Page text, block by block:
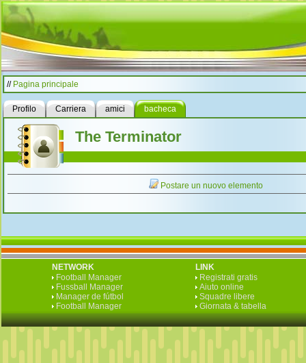
// Pagina principale
Profilo Carriera amici bacheca
The Terminator
Postare un nuovo elemento
NETWORK
Football Manager
Fussball Manager
Manager de fútbol
Football Manager
LINK
Registrati gratis
Aiuto online
Squadre libere
Giornata & tabella